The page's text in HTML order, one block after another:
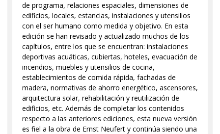
de programa, relaciones espaciales, dimensiones de
edificios, locales, estancias, instalaciones y utensilios
con el ser humano como medida y objetivo. En esta
edición se han revisado y actualizado muchos de los
capítulos, entre los que se encuentran: instalaciones
deportivas acuáticas, cubiertas, hoteles, evacuación de
incendios, muebles y utensilios de cocina,
establecimientos de comida rápida, fachadas de
madera, normativas de ahorro energético, ascensores,
arquitectura solar, rehabilitación y reutilización de
edificios, etc. Además de completar los contenidos
respecto a las anteriores ediciones, esta nueva versión
es fiel a la obra de Ernst Neufert y continúa siendo una